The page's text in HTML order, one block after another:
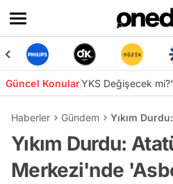
Güncel KonularYKS Değişecek mi?
Haberler Gündem Yıkım
Yıkım Durdu:
Merkezi'nde